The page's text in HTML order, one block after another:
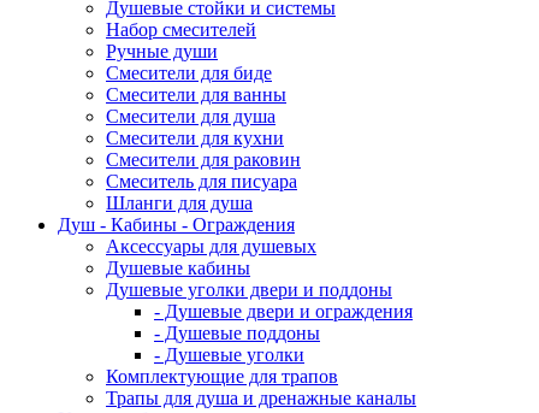
Душевые стойки и системы
Набор смесителей
Ручные души
Смесители для биде
Смесители для ванны
Смесители для душа
Смесители для кухни
Смесители для раковин
Смеситель для писуара
Шланги для душа
Душ - Кабины - Ограждения
Аксессуары для душевых
Душевые кабины
Душевые уголки двери и поддоны
- Душевые двери и ограждения
- Душевые поддоны
- Душевые уголки
Комплектующие для трапов
Трапы для душа и дренажные каналы